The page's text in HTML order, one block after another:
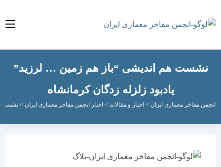
نشست هم اندیشی “باز هم زمین … لرزید”
یادبود زلزله زدگان کرمانشاه
مفاخر معماری ایران>اخبار و مقالات>اخبار انجمن مفاخر معماری ایران>نشست هم